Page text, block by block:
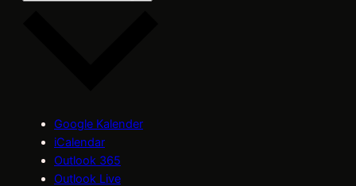
Google Kalender
iCalendar
Outlook 365
Outlook Live